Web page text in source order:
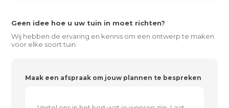
Geen idee hoe u uw tuin in moet richten?
Wij hebben de ervaring en kennis om een ontwerp te maken
voor elke soort tuin.
Maak een afspraak om jouw plannen te bespreken